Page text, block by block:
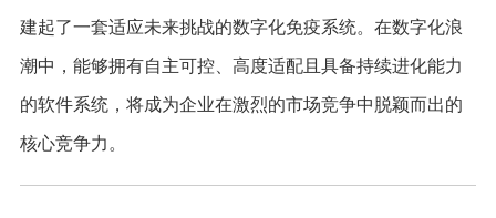
建起了一套适应未来挑战的数字化免疫系统。在数字化浪
潮中，能够拥有自主可控、高度适配且具备持续进化能力
的软件系统，将成为企业在激烈的市场竞争中脱颖而出的
核心竞争力。